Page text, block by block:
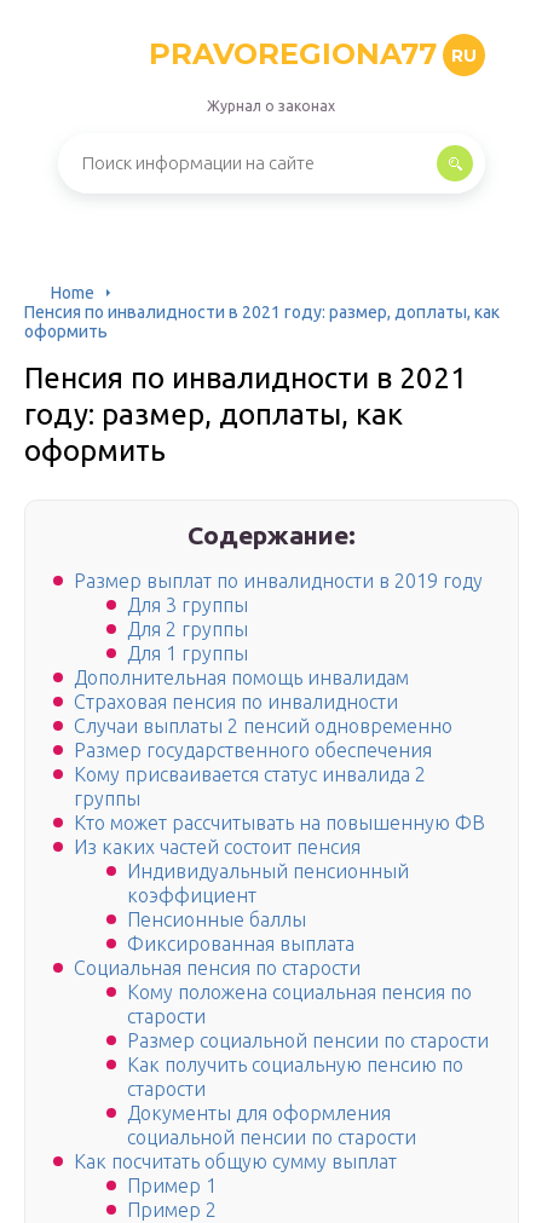
PRAVOREGIONA77 RU
Журнал о законах
Home
Пенсия по инвалидности в 2021 году: размер, доплаты, как
оформить
Пенсия по инвалидности в 2021
году: размер, доплаты, как
оформить
Содержание:
Размер выплат по инвалидности в 2019 году
Для 3 группы
Для 2 группы
Для 1 группы
Дополнительная помощь инвалидам
Страховая пенсия по инвалидности
Случаи выплаты 2 пенсий одновременно
Размер государственного обеспечения
Кому присваивается статус инвалида 2
группы
Кто может рассчитывать на повышенную ФВ
Из каких частей состоит пенсия
Индивидуальный пенсионный
коэффициент
Пенсионные баллы
Фиксированная выплата
Социальная пенсия по старости
Кому положена социальная пенсия по
старости
Размер социальной пенсии по старости
Как получить социальную пенсию по
старости
Документы для оформления
социальной пенсии по старости
Как посчитать общую сумму выплат
Пример 1
Пример 2